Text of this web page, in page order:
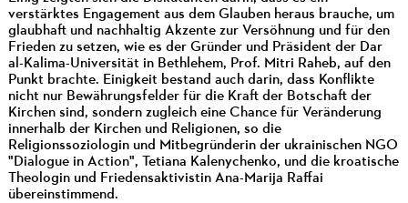
verstärktes Engagement aus dem Glauben heraus brauche, um
glaubhaft und nachhaltig Akzente zur Versöhnung und für den
Frieden zu setzen, wie es der Gründer und Präsident der Dar
al-Kalima-Universität in Bethlehem, Prof. Mitri Raheb, auf den
Punkt brachte. Einigkeit bestand auch darin, dass Konflikte
nicht nur Bewährungsfelder für die Kraft der Botschaft der
Kirchen sind, sondern zugleich eine Chance für Veränderung
innerhalb der Kirchen und Religionen, so die
Religionssoziologin und Mitbegründerin der ukrainischen NGO
"Dialogue in Action", Tetiana Kalenychenko, und die kroatische
Theologin und Friedensaktivistin Ana-Marija Raffai
übereinstimmend.